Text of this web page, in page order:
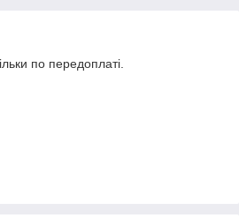
по передоплаті.